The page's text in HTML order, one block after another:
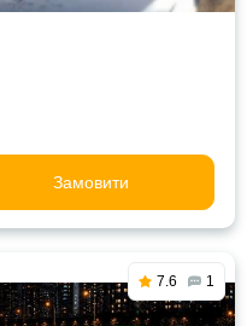
Замовити
7.6 1